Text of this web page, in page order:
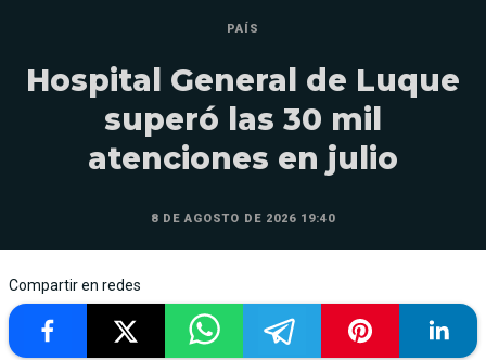
PAÍS
Hospital General de Luque
superó las 30 mil
atenciones en julio
8 DE AGOSTO DE 2026 19:40
Compartir en redes